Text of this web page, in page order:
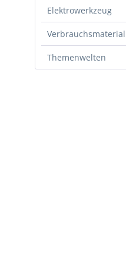
Elektrowerkzeug
Verbrauchsmaterial
Themenwelten